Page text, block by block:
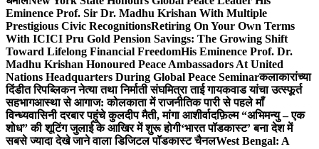
Eminence Prof. Sir Dr. Madhu Krishan With Multiple
Prestigious Civic RecognitionsRetiring On Your Own Terms
With ICICI Pru Gold Pension Savings: The Growing Shift
Toward Lifelong Financial FreedomHis Eminence Prof. Dr.
Madhu Krishan Honoured Peace Ambassadors At United
Nations Headquarters During Global Peace Seminarकलाकारांच्या
दिंडीत रिपब्लिकन नेत्या तथा निर्माती संघमित्रा ताई गायकवाड यांचा उत्स्फूर्त
सहभागआस्था से आगाज: कोलकाता में राजनीतिक पारी से पहले माँ
विन्ध्यवासिनी दरबार पहुंचे कुलदीप मैती, मांगा आशीर्वादफ़िल्म “अभिमन्यु – एक
शोध” की शूटिंग जुलाई के आखिर में शुरू होगी‘भारत पॉडकास्ट’ बना देश में
सबसे ज्यादा देखे जाने वाला डिजिटल पॉडकास्ट चैनलWest Bengal: A